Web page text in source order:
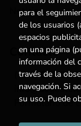
Noticias
Contacto
(+34) 615 55
Formulario de
para el
de los usuarios
espacios
en una página
información del
través de la
navegación. Si
su uso. Puede